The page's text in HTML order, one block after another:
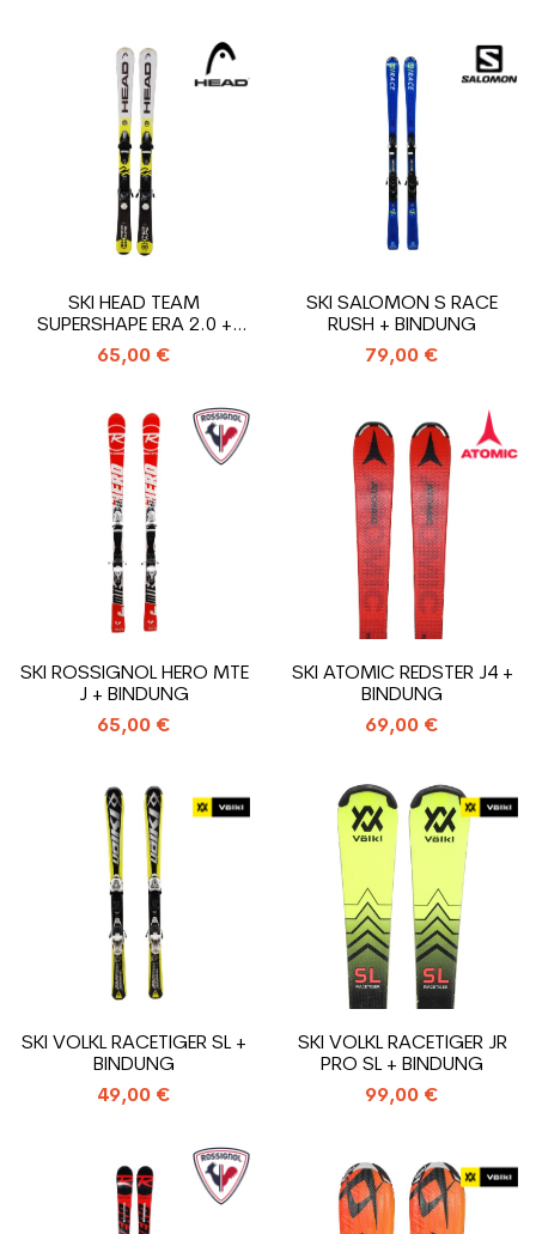
SKI HEAD TEAM
SUPERSHAPE ERA 2.0 +
BINDUNG
65,00 €
SKI SALOMON S RACE
RUSH + BINDUNG
79,00 €
SKI ROSSIGNOL HERO MTE
J + BINDUNG
65,00 €
SKI ATOMIC REDSTER J4 +
BINDUNG
69,00 €
SKI VOLKL RACETIGER SL +
BINDUNG
49,00 €
SKI VOLKL RACETIGER JR
PRO SL + BINDUNG
99,00 €